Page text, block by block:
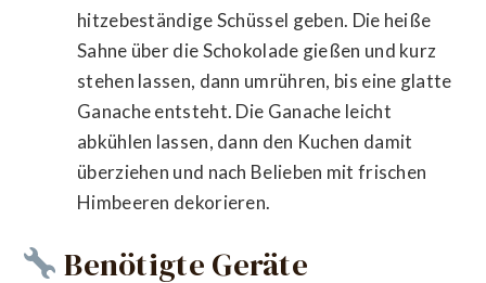
hitzebeständige Schüssel geben. Die heiße
Sahne über die Schokolade gießen und kurz
stehen lassen, dann umrühren, bis eine glatte
Ganache entsteht. Die Ganache leicht
abkühlen lassen, dann den Kuchen damit
überziehen und nach Belieben mit frischen
Himbeeren dekorieren.
Benötigte Geräte